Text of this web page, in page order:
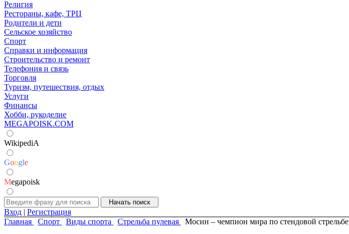
Религия
Рестораны, кафе, ТРЦ
Родители и дети
Сельское хозяйство
Спорт
Справки и информация
Строительство и ремонт
Телефония и связь
Торговля
Туризм, путешествия, отдых
Услуги
Финансы
Хобби, рукоделие
MEGAPOISK.COM
WikipediA
Google
Megapoisk
Вход | Регистрация
Главная
Спорт Виды спорта Стрельба пулевая
Мосин – чемпион мира по стендовой стрельбе